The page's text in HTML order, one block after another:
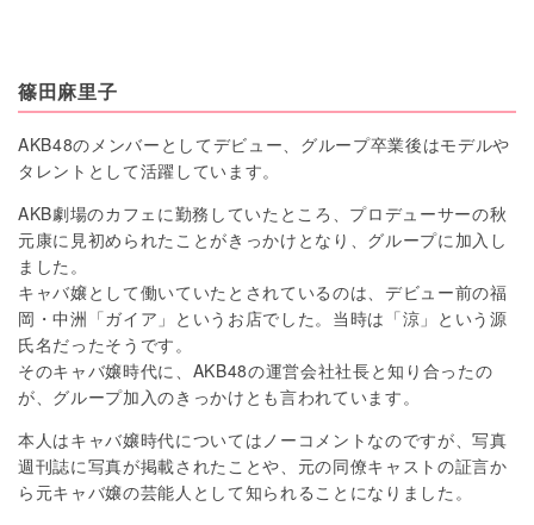
篠田麻里子
AKB48のメンバーとしてデビュー、グループ卒業後はモデルや
タレントとして活躍しています。
AKB劇場のカフェに勤務していたところ、プロデューサーの秋
元康に見初められたことがきっかけとなり、グループに加入し
ました。
キャバ嬢として働いていたとされているのは、デビュー前の福
岡・中洲「ガイア」というお店でした。当時は「涼」という源
氏名だったそうです。
そのキャバ嬢時代に、AKB48の運営会社社長と知り合ったの
が、グループ加入のきっかけとも言われています。
本人はキャバ嬢時代についてはノーコメントなのですが、写真
週刊誌に写真が掲載されたことや、元の同僚キャストの証言か
ら元キャバ嬢の芸能人として知られることになりました。